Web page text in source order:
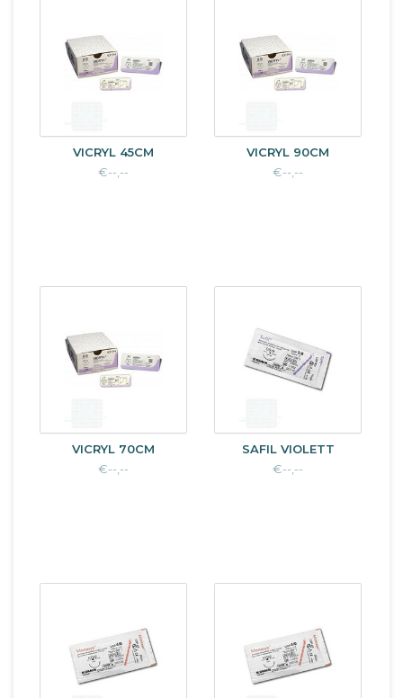
VICRYL 45CM
€--,--
VICRYL 90CM
€--,--
VICRYL 70CM
€--,--
SAFIL VIOLETT
€--,--